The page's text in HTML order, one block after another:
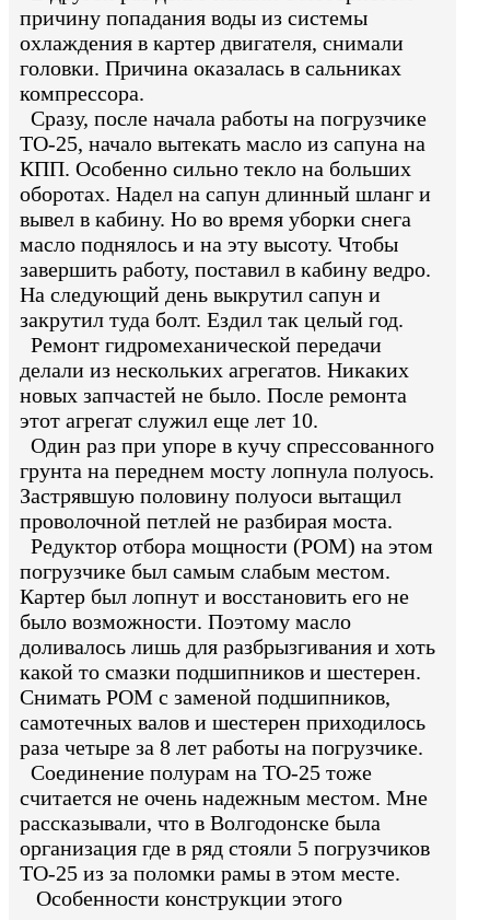
причину попадания воды из системы
охлаждения в картер двигателя, снимали
головки. Причина оказалась в сальниках
компрессора.
Сразу, после начала работы на погрузчике
ТО-25, начало вытекать масло из сапуна на
КПП. Особенно сильно текло на больших
оборотах. Надел на сапун длинный шланг и
вывел в кабину. Но во время уборки снега
масло поднялось и на эту высоту. Чтобы
завершить работу, поставил в кабину ведро.
На следующий день выкрутил сапун и
закрутил туда болт. Ездил так целый год.
Ремонт гидромеханической передачи
делали из нескольких агрегатов. Никаких
новых запчастей не было. После ремонта
этот агрегат служил еще лет 10.
Один раз при упоре в кучу спрессованного
грунта на переднем мосту лопнула полуось.
Застрявшую половину полуоси вытащил
проволочной петлей не разбирая моста.
Редуктор отбора мощности (РОМ) на этом
погрузчике был самым слабым местом.
Картер был лопнут и восстановить его не
было возможности. Поэтому масло
доливалось лишь для разбрызгивания и хоть
какой то смазки подшипников и шестерен.
Снимать РОМ с заменой подшипников,
самотечных валов и шестерен приходилось
раза четыре за 8 лет работы на погрузчике.
Соединение полурам на ТО-25 тоже
считается не очень надежным местом. Мне
рассказывали, что в Волгодонске была
организация где в ряд стояли 5 погрузчиков
ТО-25 из за поломки рамы в этом месте.
Особенности конструкции этого